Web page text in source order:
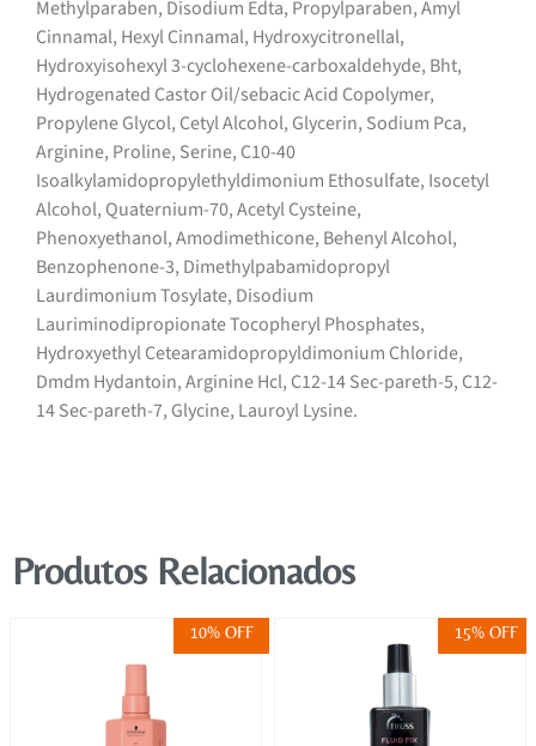
Methylparaben, Disodium Edta, Propylparaben, Amyl
Cinnamal, Hexyl Cinnamal, Hydroxycitronellal,
Hydroxyisohexyl 3-cyclohexene-carboxaldehyde, Bht,
Hydrogenated Castor Oil/sebacic Acid Copolymer,
Propylene Glycol, Cetyl Alcohol, Glycerin, Sodium Pca,
Arginine, Proline, Serine, C10-40
Isoalkylamidopropylethyldimonium Ethosulfate, Isocetyl
Alcohol, Quaternium-70, Acetyl Cysteine,
Phenoxyethanol, Amodimethicone, Behenyl Alcohol,
Benzophenone-3, Dimethylpabamidopropyl
Laurdimonium Tosylate, Disodium
Lauriminodipropionate Tocopheryl Phosphates,
Hydroxyethyl Cetearamidopropyldimonium Chloride,
Dmdm Hydantoin, Arginine Hcl, C12-14 Sec-pareth-5, C12-
14 Sec-pareth-7, Glycine, Lauroyl Lysine.
Produtos Relacionados
10% OFF 15% OFF